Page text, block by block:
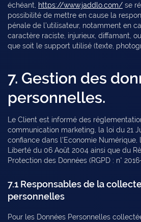
échéant, https://www.jaddlo.com/ se
possibilité de mettre en cause la
pénale de l’utilisateur, notamment en
caractère raciste, injurieux, diffamant,
que soit le support utilisé (texte,
7. Gestion des
personnelles.
Le Client est informé des
communication marketing, la loi du 21
confiance dans l’Economie
Liberté du 06 Août 2004 ainsi que du
Protection des Données (RGPD : n°
7.1 Responsables de la
personnelles
Pour les Données Personnelles